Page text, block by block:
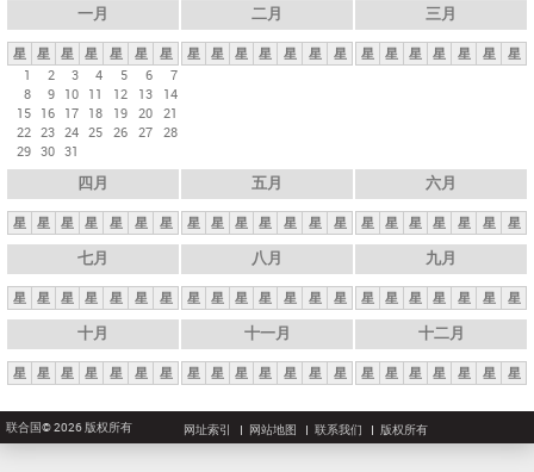
一月
星 星 星 星 星 星
星
1
2 3 4 5 6
7
8
9 10 11 12 13
14
15 16 17 18 19 20 21
22 23 24 25 26 27 28
29 30 31
二月
星 星 星 星 星 星 星
三月
星 星 星 星 星 星 星
四月
星 星 星 星 星 星 星
五月
星 星 星 星 星 星 星
六月
星 星 星 星 星 星 星
七月
星 星 星 星 星 星 星
八月
星 星 星 星 星 星 星
九月
星 星 星 星 星 星 星
十月
星 星 星 星 星 星 星
十一月
星 星 星 星 星 星 星
十二月
星 星 星 星 星 星 星
联合国© 2026 版权所有 网址索引 网站地图 联系我们 版权所有